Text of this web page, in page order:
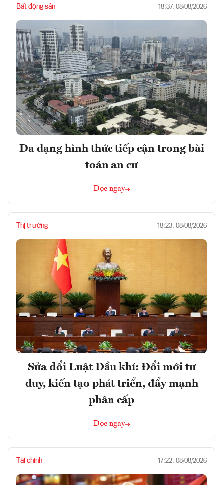
Bất động sản 18:37, 08/08/2026
Đa dạng hình thức tiếp cận trong bài
toán an cư
Đọc ngay
Thị trường 18:23, 08/08/2026
Sửa đổi Luật Dầu khí: Đổi mới tư
duy, kiến tạo phát triển, đẩy mạnh
phân cấp
Đọc ngay
Tài chính 17:22, 08/08/2026